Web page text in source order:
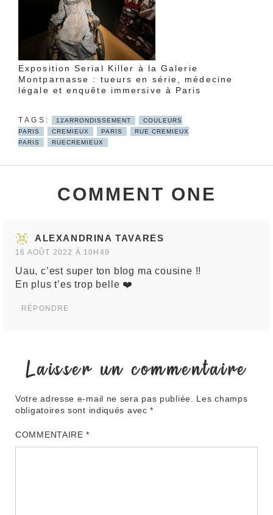
Exposition Serial Killer à la Galerie
Montparnasse : tueurs en série, médecine
légale et enquête immersive à Paris
12ARRONDISSEMENT
COULEURS
PARIS
CREMIEUX PARIS
RUE CREMIEUX
PARIS
RUECREMIEUX
COMMENT ONE
ALEXANDRINA TAVARES
16 AOÛT 2022 À 10H49
Uau, c’est super ton blog ma cousine !!
En plus t’es trop belle ❤️
RÉPONDRE
Laisser un commentaire
Votre adresse e-mail ne sera pas publiée.
Les champs
obligatoires sont indiqués avec*
COMMENTAIRE*